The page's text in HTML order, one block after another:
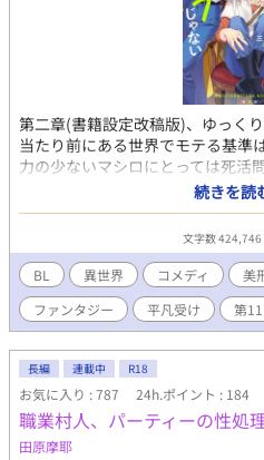
第二章(書籍設定改稿版)、ゆっく
当たり前にある世界でモテる基準
力の少ないマシロにとっては死活
と王都に来ていたマシロは、路地
る。 駆け寄ると、なんと魔力量
子だった。レイヴァン王子の魔
とベットの上。なになに？王子の
俺の魔力が全て吹っ飛びゼロにな
いと死にます？大丈夫、魔力量の
的に見えますから！ちなみに魔力
ッセが効率的ですよ、て…何言っ
ロだが、双子の王子や騎士団長に
子に迫られて、もう勘弁して！モ
ないんだよ！ 高スペックイケメ
ロ多めのドタバタコメディ。
続きを読
文字数 424,746
BL 異世界 コメディ 美
ファンタジー
平凡受け 第
長編 連載中 R18
お気に入り : 787 24h.ポイント : 184
職業村人、パーティーの性処
田原摩耶